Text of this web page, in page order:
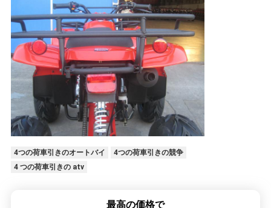
4つの荷車引きのオートバイ
4つの荷車引きの競争
4 つの荷車引きの atv
最高の価格で